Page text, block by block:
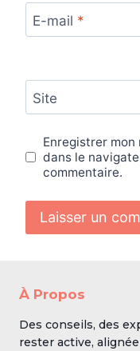
E-mail *
Site
Enregistrer mon
dans le
commentaire.
À Propos
Des conseils, des
rester active,